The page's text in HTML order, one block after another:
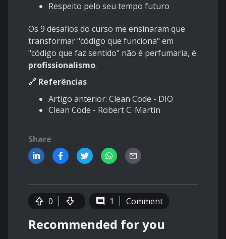
Respeito pelo seu tempo futuro
Os 9 desafios do curso me ensinaram que
transformar "código que funciona" em
"código que faz sentido" não é perfumaria, é
profissionalismo.
🔗 Referências
Artigo anterior: Clean Code - DIO
Clean Code - Robert C. Martin
Share
0 1 Comment
Recommended for you